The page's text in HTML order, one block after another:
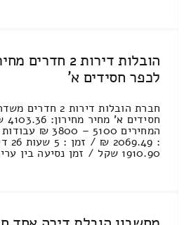
הובלות דירות
לכפר חסידים א'
חברת הובלות דירות
המחירים 5100
:
1910.90 שקל / זמן נסיעה בין ערים 2 שעות [...]